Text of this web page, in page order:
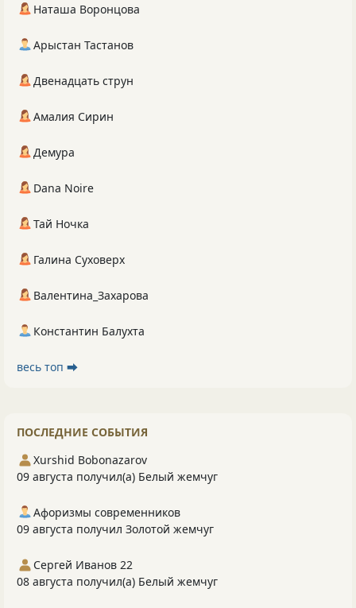
Наташа Воронцова
Арыстан Тастанов
Двенадцать струн
Амалия Сирин
Демура
Dana Noire
Тай Ночка
Галина Суховерх
Валентина_Захарова
Константин Балухта
весь топ ⮕
ПОСЛЕДНИЕ СОБЫТИЯ
Xurshid Bobonazarov
09 августа получил(а) Белый жемчуг
Афоризмы современников
09 августа получил Золотой жемчуг
Сергей Иванов 22
08 августа получил(а) Белый жемчуг